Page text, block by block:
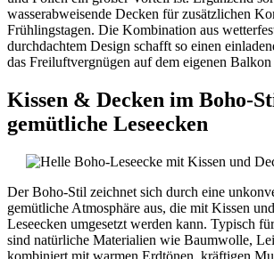
wasserabweisende Decken für zusätzlichen
Frühlingstagen. Die Kombination aus
durchdachtem Design schafft so einen
das Freiluftvergnügen auf dem eigenen
Kissen & Decken im Boho-
gemütliche Leseecken
Der Boho-Stil zeichnet sich durch eine
gemütliche Atmosphäre aus, die mit Kissen
Leseecken umgesetzt werden kann. Typisch
sind natürliche Materialien wie Baumwolle,